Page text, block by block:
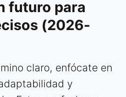
futuro para
(2026-
claro, enfócate en
y